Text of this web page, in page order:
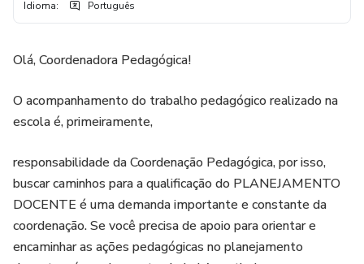
Idioma: Português
Olá, Coordenadora Pedagógica!
O acompanhamento do trabalho pedagógico realizado na
escola é, primeiramente,
responsabilidade da Coordenação Pedagógica, por isso,
buscar caminhos para a qualificação do PLANEJAMENTO
DOCENTE é uma demanda importante e constante da
coordenação. Se você precisa de apoio para orientar e
encaminhar as ações pedagógicas no planejamento